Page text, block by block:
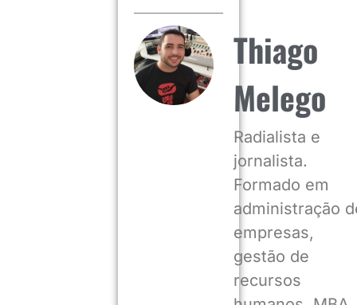
Thiago
Melego
Radialista e
jornalista.
Formado em
administração
empresas,
gestão de
recursos